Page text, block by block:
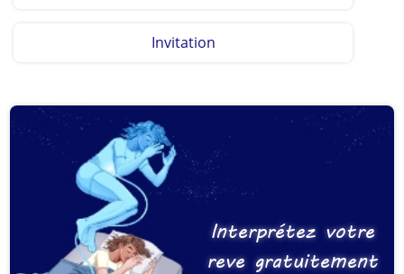
Invitation
Interprétez votre
reve gratuitement